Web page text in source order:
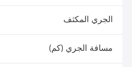
الجري المكثف
مسافة الجري (كم)